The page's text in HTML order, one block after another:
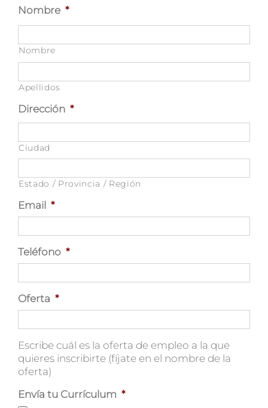
Nombre *
Nombre
Apellidos
Dirección *
Ciudad
Estado / Provincia / Región
Email *
Teléfono *
Oferta *
Escribe cuál es la oferta de empleo a la que
quieres inscribirte (fíjate en el nombre de la
oferta)
Envía tu Currículum *